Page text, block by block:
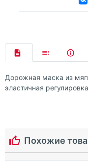
Дорожная маска из
эластичная
Похожие